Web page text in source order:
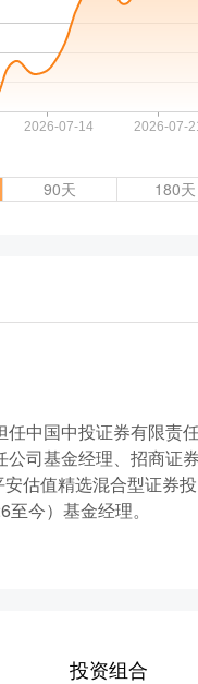
90天 180天
中国中投证券有限责
司基金经理、招商证
估值精选混合型证券
今）基金经理。
投资组合